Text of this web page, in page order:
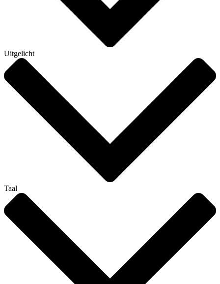
Uitgelicht
Taal